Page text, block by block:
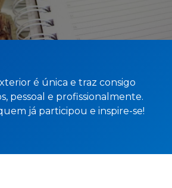
é única e traz consigo
pessoal e profissionalmente.
já participou e inspire-se!